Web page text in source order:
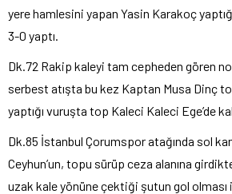
yere hamlesini yapan Yasin Karakoç
3-0 yaptı.
Dk.72 Rakip kaleyi tam cepheden gören
serbest atışta bu kez Kaptan Musa Dinç
yaptığı vuruşta top Kaleci Kaleci Ege’de
Dk.85 İstanbul Çorumspor atağında sol
Ceyhun’un, topu sürüp ceza alanına
uzak kale yönüne çektiği şutun gol olması